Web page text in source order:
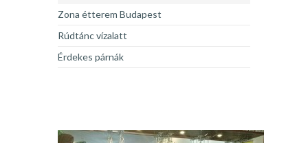
Zona étterem Budapest
Rúdtánc vízalatt
Érdekes párnák